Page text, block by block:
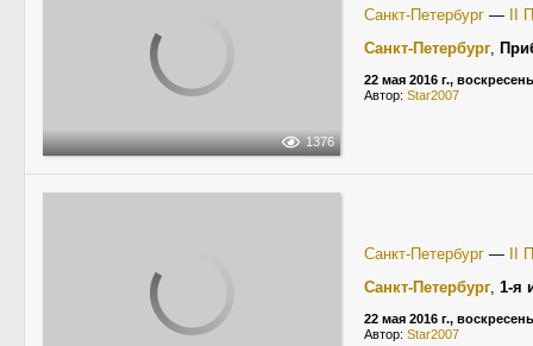
1376
Санкт-Петербург —
II
Санкт-Петербург,
22 мая 2016 г.,
Автор: Star2007
Санкт-Петербург —
II
Санкт-Петербург, 1-я
22 мая 2016 г.,
Автор: Star2007